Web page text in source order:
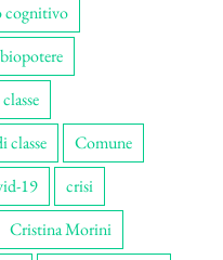
cognitivo
biopotere
classe
classe
Comune
19
crisi
Cristina Morini